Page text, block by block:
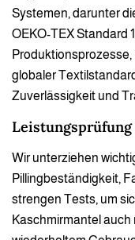
Systemen, darunter
OEKO-TEX Standard
globaler
Zuverlässigkeit und
Wir unterziehen
Pillingbeständigkeit,
strengen Tests, um
Kaschmirmantel